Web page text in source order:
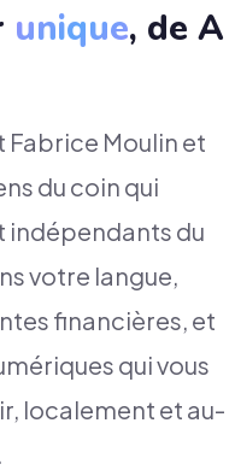
unique, de A
Moulin et
du coin qui
indépendants du
votre langue,
financières, et
qui vous
localement et au-